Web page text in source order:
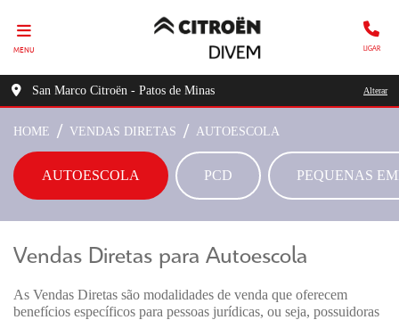
MENU LIGAR
San Marco Citroën - Patos de Minas Alterar
HOME VENDAS DIRETAS AUTOESCOLA
PCD PEQUENAS
AUTOESCOLA
Vendas Diretas para Autoescola
As Vendas Diretas são modalidades de venda que oferecem
benefícios específicos para pessoas jurídicas, ou seja, possuidoras